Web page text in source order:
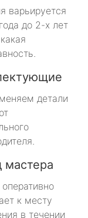
варьируется
до 2-х лет
детали
мастера
к месту
в течении